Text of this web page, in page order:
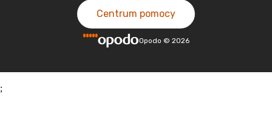
Centrum pomocy
Opodo © 2026
;